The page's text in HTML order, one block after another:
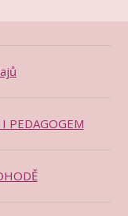
PEDAGOGEM